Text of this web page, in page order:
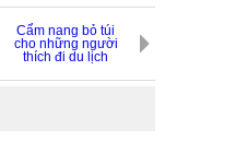
Cẩm nang bỏ túi
cho những người
thích đi du lịch